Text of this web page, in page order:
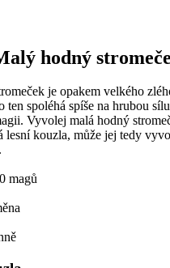
hodný
je opakem velkého
spoléhá spíše na hrubou
Vyvolej malá hodný
lesní kouzla, může jej tedy
magů